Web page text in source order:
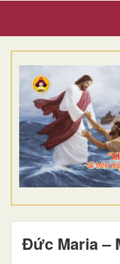
​​​​​​​Đức Maria –